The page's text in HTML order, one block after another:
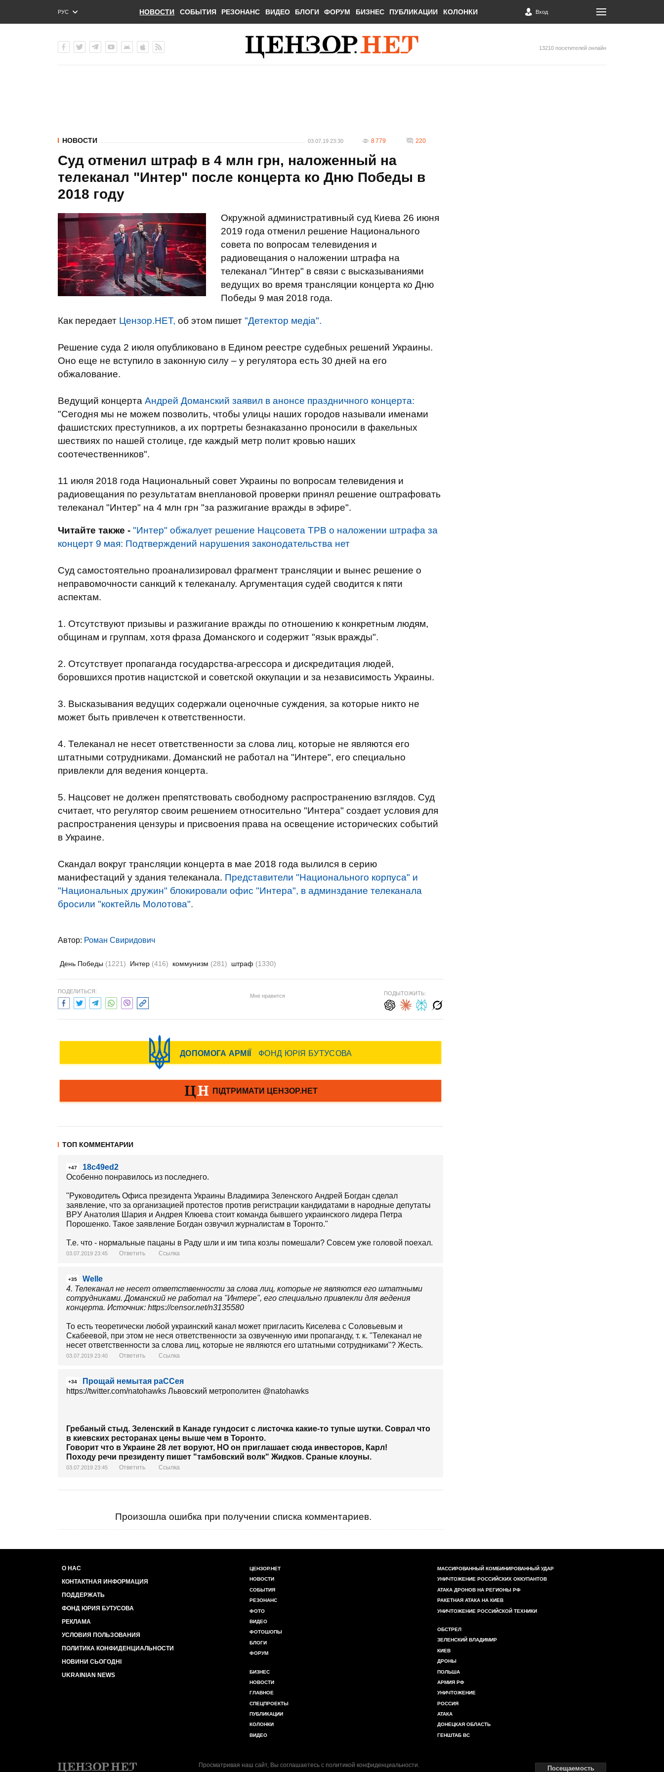
РУС
ENG
НОВОСТИ СОБЫТИЯ РЕЗОНАНС ВИДЕО БЛОГИ ФОРУМ БИЗНЕС ПУБЛИКАЦИИ КОЛОНКИ Вход
13210 посетителей онлайн
НОВОСТИ 03.07.19 23:30 8 779 220
Суд отменил штраф в 4 млн грн, наложенный на
телеканал "Интер" после концерта ко Дню Победы в
2018 году
Окружной административный суд Киева 26 июня
2019 года отменил решение Национального
совета по вопросам телевидения и
радиовещания о наложении штрафа на
телеканал "Интер" в связи с высказываниями
ведущих во время трансляции концерта ко Дню
Победы 9 мая 2018 года.
Как передает Цензор.НЕТ, об этом пишет "Детектор медіа".
Решение суда 2 июля опубликовано в Едином реестре судебных решений Украины.
Оно еще не вступило в законную силу – у регулятора есть 30 дней на его
обжалование.
Ведущий концерта Андрей Доманский заявил в анонсе праздничного концерта:
"Сегодня мы не можем позволить, чтобы улицы наших городов называли именами
фашистских преступников, а их портреты безнаказанно проносили в факельных
шествиях по нашей столице, где каждый метр полит кровью наших
соотечественников".
11 июля 2018 года Национальный совет Украины по вопросам телевидения и
радиовещания по результатам внеплановой проверки принял решение оштрафовать
телеканал "Интер" на 4 млн грн "за разжигание вражды в эфире".
Читайте также - "Интер" обжалует решение Нацсовета ТРВ о наложении штрафа за
концерт 9 мая: Подтверждений нарушения законодательства нет
Суд самостоятельно проанализировал фрагмент трансляции и вынес решение о
неправомочности санкций к телеканалу. Аргументация судей сводится к пяти
аспектам.
1. Отсутствуют призывы и разжигание вражды по отношению к конкретным людям,
общинам и группам, хотя фраза Доманского и содержит "язык вражды".
2. Отсутствует пропаганда государства-агрессора и дискредитация людей,
боровшихся против нацистской и советской оккупации и за независимость Украины.
3. Высказывания ведущих содержали оценочные суждения, за которые никто не
может быть привлечен к ответственности.
4. Телеканал не несет ответственности за слова лиц, которые не являются его
штатными сотрудниками. Доманский не работал на "Интере", его специально
привлекли для ведения концерта.
5. Нацсовет не должен препятствовать свободному распространению взглядов. Суд
считает, что регулятор своим решением относительно "Интера" создает условия для
распространения цензуры и присвоения права на освещение исторических событий
в Украине.
Скандал вокруг трансляции концерта в мае 2018 года вылился в серию
манифестаций у здания телеканала. Представители "Национального корпуса" и
"Национальных дружин" блокировали офис "Интера", в админздание телеканала
бросили "коктейль Молотова".
Автор: Роман Свиридович
День Победы (1221) Интер (416) коммунизм (281) штраф (1330)
ПОДЕЛИТЬСЯ:
Мне нравится ПОДЫТОЖИТЬ:
ТОП КОММЕНТАРИИ
+47
18c49ed2
Особенно понравилось из последнего.
"Руководитель Офиса президента Украины Владимира Зеленского Андрей Богдан сделал
заявление, что за организацией протестов против регистрации кандидатами в народные депутаты
ВРУ Анатолия Шария и Андрея Клюева стоит команда бывшего украинского лидера Петра
Порошенко. Такое заявление Богдан озвучил журналистам в Торонто."
Т.е. что - нормальные пацаны в Раду шли и им типа козлы помешали? Совсем уже головой поехал.
03.07.2019 23:45 Ответить Ссылка
+35
Welle
4. Телеканал не несет ответственности за слова лиц, которые не являются его штатными
сотрудниками. Доманский не работал на "Интере", его специально привлекли для ведения
концерта. Источник: https://censor.net/n3135580
То есть теоретически любой украинский канал может пригласить Киселева с Соловьевым и
Скабеевой, при этом не неся ответственности за озвученную ими пропаганду, т. к. "Телеканал не
несет ответственности за слова лиц, которые не являются его штатными сотрудниками"? Жесть.
03.07.2019 23:40 Ответить Ссылка
+34
Прощай немытая раССея
https://twitter.com/natohawks Львовский метрополитен‏ @natohawks
Гребаный стыд. Зеленский в Канаде гундосит с листочка какие-то тупые шутки. Соврал что
в киевских ресторанах цены выше чем в Торонто.
Говорит что в Украине 28 лет воруют, НО он приглашает сюда инвесторов, Карл!
Походу речи президенту пишет "тамбовский волк" Жидков. Сраные клоуны.
03.07.2019 23:45 Ответить Ссылка
Произошла ошибка при получении списка комментариев.
О НАС
КОНТАКТНАЯ ИНФОРМАЦИЯ
ПОДДЕРЖАТЬ
ФОНД ЮРИЯ БУТУСОВА
РЕКЛАМА
УСЛОВИЯ ПОЛЬЗОВАНИЯ
ПОЛИТИКА КОНФИДЕНЦИАЛЬНОСТИ
НОВИНИ СЬОГОДНІ
UKRAINIAN NEWS
ЦЕНЗОР.НЕТ
НОВОСТИ
СОБЫТИЯ
РЕЗОНАНС
ФОТО
ВИДЕО
ФОТОШОПЫ
БЛОГИ
ФОРУМ
БИЗНЕС
НОВОСТИ
ГЛАВНОЕ
СПЕЦПРОЕКТЫ
ПУБЛИКАЦИИ
КОЛОНКИ
ВИДЕО
МАССИРОВАННЫЙ КОМБИНИРОВАННЫЙ УДАР
УНИЧТОЖЕНИЕ РОССИЙСКИХ ОККУПАНТОВ
АТАКА ДРОНОВ НА РЕГИОНЫ РФ
РАКЕТНАЯ АТАКА НА КИЕВ
УНИЧТОЖЕНИЕ РОССИЙСКОЙ ТЕХНИКИ
ОБСТРЕЛ
ЗЕЛЕНСКИЙ ВЛАДИМИР
КИЕВ
ДРОНЫ
ПОЛЬША
АРМИЯ РФ
УНИЧТОЖЕНИЕ
РОССИЯ
АТАКА
ДОНЕЦКАЯ ОБЛАСТЬ
ГЕНШТАБ ВС
Просматривая наш сайт, Вы соглашаетесь с политикой конфиденциальности. Посещаемость